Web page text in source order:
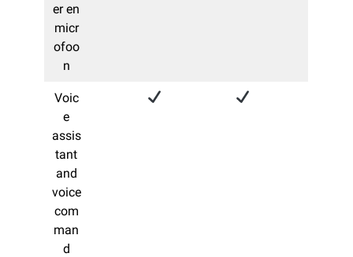
er en
micr
ofoo
n
Voic
e
assis
tant
and
voice
com
man
d